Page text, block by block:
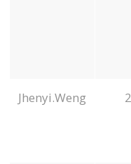
Jhenyi.Weng